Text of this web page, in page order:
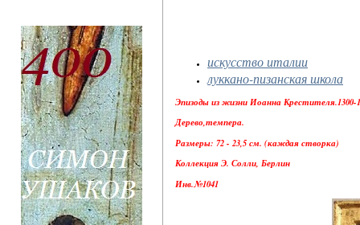
искусство италии
луккано-пизанская школа
Эпизоды из жизни Иоанна Крестителя.1300-
Дерево,темпера.
Размеры: 72 - 23,5 см. (каждая створка)
Коллекция Э. Солли, Берлин
Инв.№1041